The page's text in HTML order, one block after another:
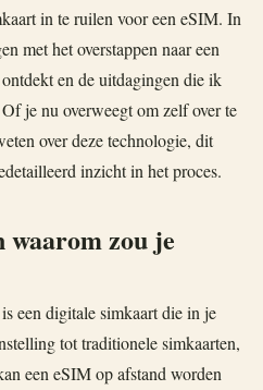
in te ruilen voor een eSIM. In
met het overstappen naar een
en de uitdagingen die ik
je nu overweegt om zelf over te
over deze technologie, dit
inzicht in het proces.
waarom zou je
een digitale simkaart die in je
tot traditionele simkaarten,
een eSIM op afstand worden